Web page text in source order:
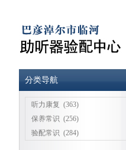
分类导航
听力康复 (363)
保养常识 (256)
验配常识 (284)